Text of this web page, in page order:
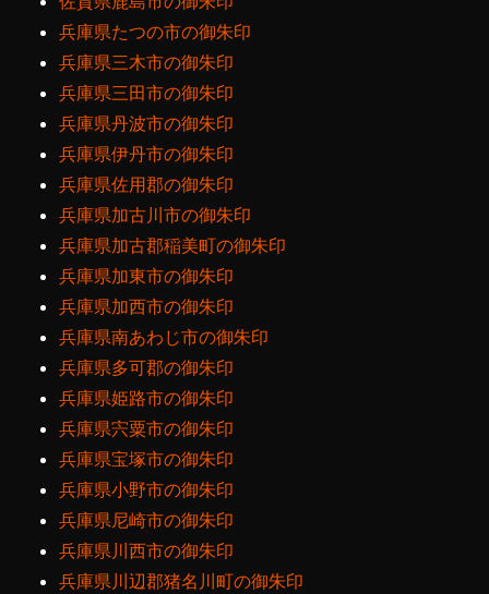
兵庫県たつの市の御朱印
兵庫県三木市の御朱印
兵庫県三田市の御朱印
兵庫県丹波市の御朱印
兵庫県伊丹市の御朱印
兵庫県佐用郡の御朱印
兵庫県加古川市の御朱印
兵庫県加古郡稲美町の御朱印
兵庫県加東市の御朱印
兵庫県加西市の御朱印
兵庫県南あわじ市の御朱印
兵庫県多可郡の御朱印
兵庫県姫路市の御朱印
兵庫県宍粟市の御朱印
兵庫県宝塚市の御朱印
兵庫県小野市の御朱印
兵庫県尼崎市の御朱印
兵庫県川西市の御朱印
兵庫県川辺郡猪名川町の御朱印